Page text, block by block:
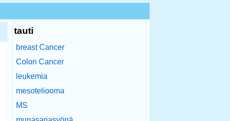
tauti
breast Cancer
Colon Cancer
leukemia
mesoteliooma
MS